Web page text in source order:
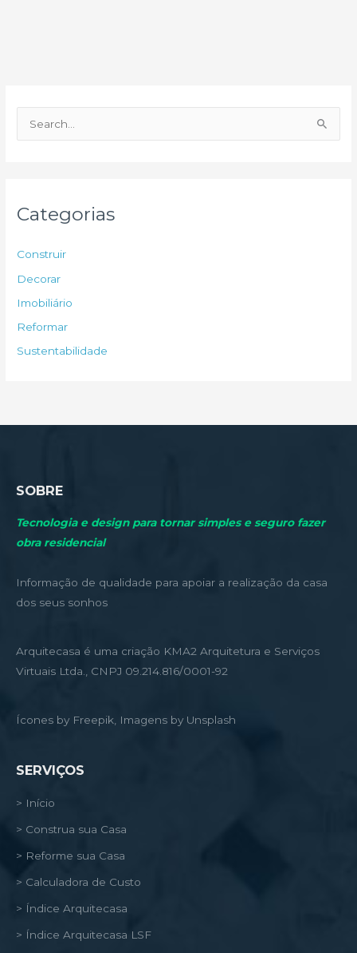
e
p
o
r
Categorias
Construir
Decorar
Imobiliário
Reformar
Sustentabilidade
SOBRE
Tecnologia e design para tornar simples e seguro fazer
obra residencial
Informação de qualidade para apoiar a realização da casa
dos seus sonhos
Arquitecasa é uma criação KMA2 Arquitetura e Serviços
Virtuais Ltda., CNPJ 09.214.816/0001-92
Ícones by Freepik, Imagens by Unsplash
SERVIÇOS
> Início
> Construa sua Casa
> Reforme sua Casa
> Calculadora de Custo
> Índice Arquitecasa
> Índice Arquitecasa LSF